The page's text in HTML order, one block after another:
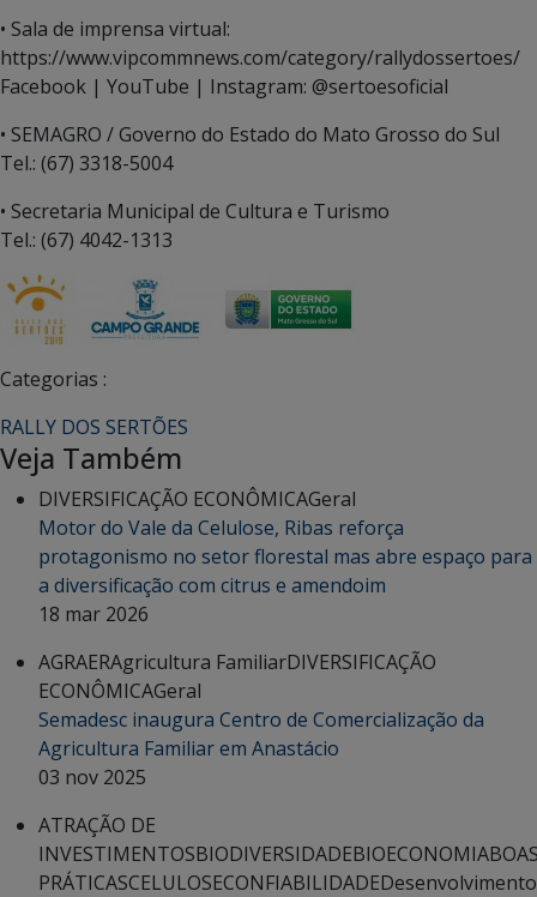
• Sala de imprensa virtual:
https://www.vipcommnews.com/category/rallydossertoes/
Facebook | YouTube | Instagram: @sertoesoficial
• SEMAGRO / Governo do Estado do Mato Grosso do Sul
Tel.: (67) 3318-5004
• Secretaria Municipal de Cultura e Turismo
Tel.: (67) 4042-1313
Categorias :
RALLY DOS SERTÕES
Veja Também
DIVERSIFICAÇÃO ECONÔMICAGeral
Motor do Vale da Celulose, Ribas reforça
protagonismo no setor florestal mas abre espaço para
a diversificação com citrus e amendoim
18 mar 2026
AGRAERAgricultura FamiliarDIVERSIFICAÇÃO
ECONÔMICAGeral
Semadesc inaugura Centro de Comercialização da
Agricultura Familiar em Anastácio
03 nov 2025
ATRAÇÃO DE
INVESTIMENTOSBIODIVERSIDADEBIOECONOMIA
PRÁTICASCELULOSECONFIABILIDADEDesenvolvimento